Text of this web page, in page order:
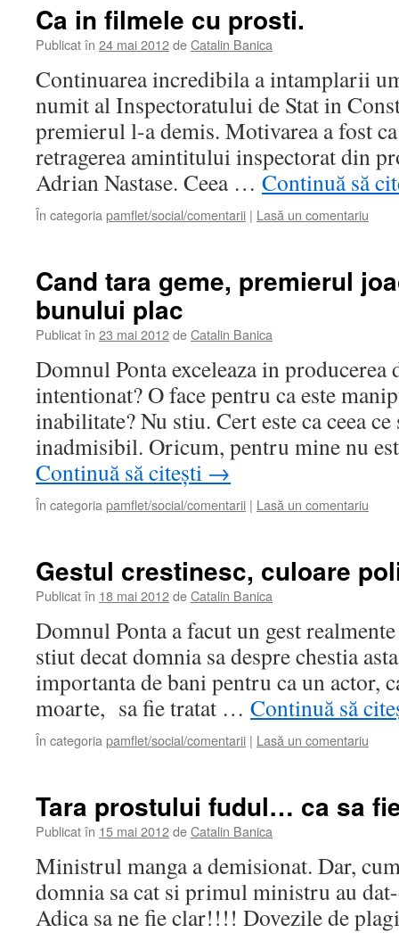
Ca in filmele cu prosti.
Publicat în 24 mai 2012deCatalin Banica
Continuarea incredibila a intamplarii
numit al Inspectoratului de Stat in
premierul l-a demis. Motivarea a fost ca
retragerea amintitului inspectorat din
Adrian Nastase. Ceea … Continuă să
În categoria pamflet/social/comentarii | Lasă un comentariu
Cand tara geme, premierul
bunului plac
Publicat în 23 mai 2012deCatalin Banica
Domnul Ponta exceleaza in producerea
intentionat? O face pentru ca este
inabilitate? Nu stiu. Cert este ca ceea ce
inadmisibil. Oricum, pentru mine nu
Continuă să citești →
În categoria pamflet/social/comentarii | Lasă un comentariu
Gestul crestinesc, culoare
Publicat în 18 mai 2012deCatalin Banica
Domnul Ponta a facut un gest
stiut decat domnia sa despre chestia
importanta de bani pentru ca un actor,
moarte, sa fie tratat … Continuă să
În categoria pamflet/social/comentarii | Lasă un comentariu
Tara prostului fudul… ca sa
Publicat în 15 mai 2012deCatalin Banica
Ministrul manga a demisionat. Dar,
domnia sa cat si primul ministru au
Adica sa ne fie clar!!!! Dovezile de